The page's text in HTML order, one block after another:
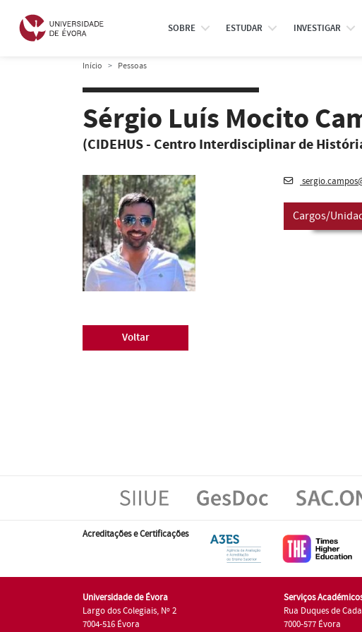
SOBRE ESTUDAR INVESTIGAR
Início Pessoas
Sérgio Luís Mocito
(CIDEHUS - Centro Interdisciplinar de
Cargos/
Voltar
Acreditações e Certificações
Universidade de Évora
Largo dos Colegiais, Nº 2
7004-516 Évora
Serviços
Rua Duques de
7000-577 Évora